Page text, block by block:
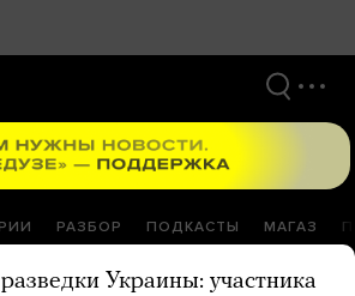
РАЗБОР ПОДКАСТЫ МАГАЗ
Украины: участника